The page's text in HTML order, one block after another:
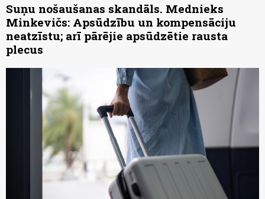
Suņu nošaušanas skandāls. Mednieks
Minkevičs: Apsūdzību un kompensāciju
neatzīstu; arī pārējie apsūdzētie rausta
plecus